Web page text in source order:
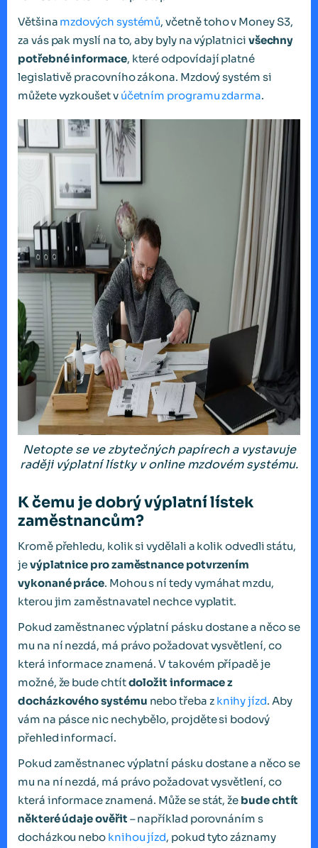
Většina mzdových systémů, včetně toho v Money S3,
za vás pak myslí na to, aby byly na výplatnici všechny
potřebné informace, které odpovídají platné
legislativě pracovního zákona. Mzdový systém si
můžete vyzkoušet v účetním programu zdarma.
Netopte se ve zbytečných papírech a vystavuje
raději výplatní lístky v online mzdovém systému.
K čemu je dobrý výplatní lístek
zaměstnancům?
Kromě přehledu, kolik si vydělali a kolik odvedli státu,
jevýplatnice pro zaměstnance potvrzením
vykonané práce. Mohou s ní tedy vymáhat mzdu,
kterou jim zaměstnavatel nechce vyplatit.
Pokud zaměstnanec výplatní pásku dostane a něco se
mu na ní nezdá, má právo požadovat vysvětlení, co
která informace znamená. V takovém případě je
možné, že bude chtítdoložit informace z
docházkového systému nebo třeba z knihy jízd. Aby
vám na pásce nic nechybělo, projděte si bodový
přehled informací.
Pokud zaměstnanec výplatní pásku dostane a něco se
mu na ní nezdá, má právo požadovat vysvětlení, co
která informace znamená. Může se stát, že bude chtít
některé údaje ověřit – například porovnáním s
docházkou nebo knihou jízd, pokud tyto záznamy